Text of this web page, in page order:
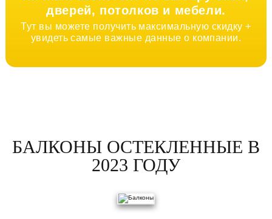
дверей, потолков и мебели.
Тут вы можете получить максимальную скидку +
увидеть самые важные данные о компании.
БАЛКОНЫ ОСТЕКЛЕННЫЕ В
2023 ГОДУ